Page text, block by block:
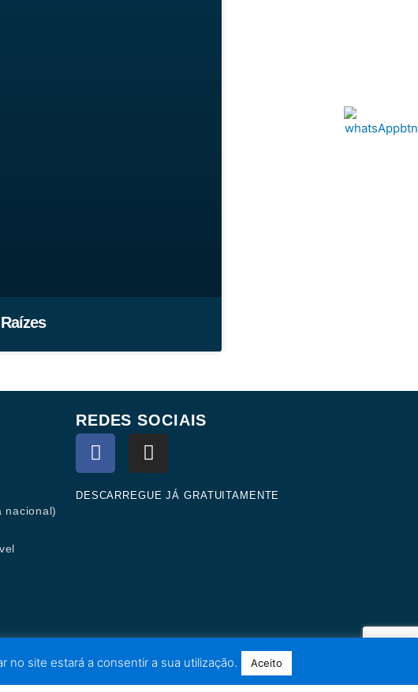
nacional)
REDES SOCIAIS
F
a
c
e
I
n
s
t
DESCARREGUE JÁ GRATUITAMENTE
no site estará a consentir a sua utilização. Aceito